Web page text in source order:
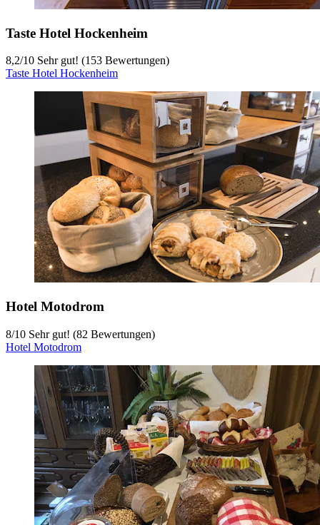
Taste Hotel Hockenheim
8,2/10 Sehr gut! (153 Bewertungen)
Taste Hotel Hockenheim
Hotel Motodrom
8/10 Sehr gut! (82 Bewertungen)
Hotel Motodrom